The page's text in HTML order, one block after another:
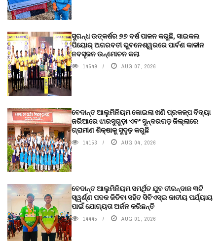
ସୁଗନ୍ଧ ଉତ୍କର୍ଷର ୭୭ ବର୍ଷ ପାଳନ କରୁଛି, ସାଇକଲ
ପିୟୋର୍‌ ଅଗରବତୀ ଭୁବନେଶ୍ୱରରେ ପାର୍ବଣ କାଳୀନ
ନବସୃଜନ ଉନ୍ମୋଚନ କଲା
14549 AUG 07, 2026
ବେଦାନ୍ତ ଆଲୁମିନିୟମ କୋଇଲା ଖଣି ପ୍ରକଳ୍ପ ବିଦ୍ୟା
ଜରିଆରେ ଝାରସୁଗୁଡ଼ା ଏବଂ ସୁନ୍ଦରଗଡ଼ ଜିଲ୍ଲାରେ
ଗ୍ରାମୀଣ ଶିକ୍ଷାକୁ ସୁଦୃଢ଼ କରୁଛି
14153 AUG 04, 2026
ବେଦାନ୍ତ ଆଲୁମିନିୟମ ସମର୍ଥିତ ଯୁବ ତୀରନ୍ଦାଜ ୩ଟି
ସ୍ୱର୍ଣ୍ଣ ପଦକ ଜିତିବା ସହିତ ସିବିଏସ୍ଇ ଜାତୀୟ ପର୍ଯ୍ୟାୟ
ପାଇଁ ଯୋଗ୍ୟତା ଅର୍ଜନ କରିଛନ୍ତି
14445 AUG 01, 2026